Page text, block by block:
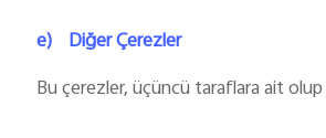
e) Diğer Çerezler
Bu çerezler, üçüncü taraflara ait